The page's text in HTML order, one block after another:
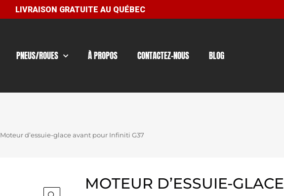
PNEUS/ROUES À PROPOS CONTACTEZ-NOUS BLOG
Moteur d’essuie-glace avant pour Infiniti G37
MOTEUR D’ESSUIE-GLACE